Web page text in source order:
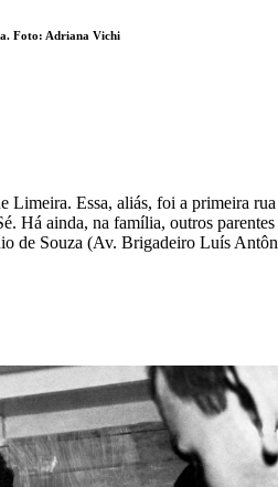
Foto: Adriana Vichi
Essa, aliás, foi a primeira
ainda, na família, outros
Souza (Av. Brigadeiro Luís